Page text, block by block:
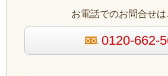
お電話でのお問合せは
0120-662-